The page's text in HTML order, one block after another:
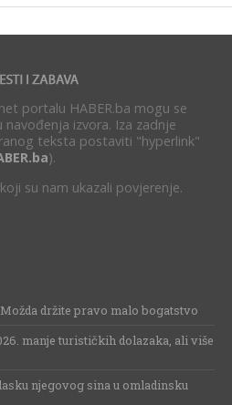
portalu HABER.ba mogu se
izvora. Iza zadnje
teksta postaviti "hyperlink"
).
koji su nam ukazali povjerenje.
držite pravo malo bogatstvo
manje turističkih dolazaka, ali više
njegovog sina u omladinsku